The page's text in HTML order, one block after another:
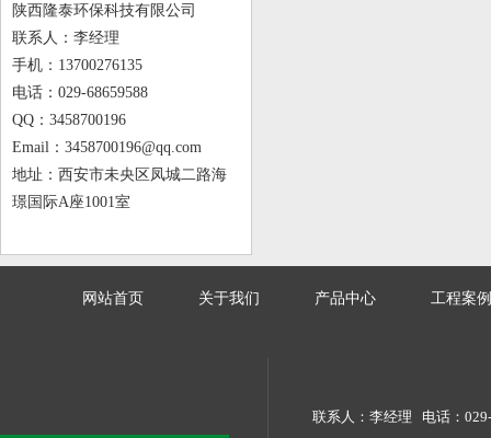
陕西隆泰环保科技有限公司
联系人：李经理
手机：13700276135
电话：029-68659588
QQ：3458700196
Email：3458700196@qq.com
地址：西安市未央区凤城二路海
璟国际A座1001室
网站首页 关于我们 产品中心 工程案例
联系人：李经理 电话：